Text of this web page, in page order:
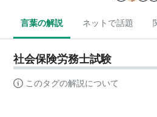
言葉の解説 ネットで話題
社会保険労務士試験
このタグの解説について